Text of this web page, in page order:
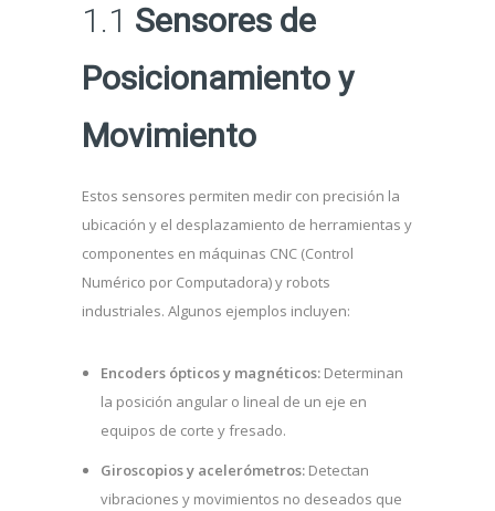
1.1 Sensores de
Posicionamiento y
Movimiento
Estos sensores permiten medir con precisión la
ubicación y el desplazamiento de herramientas y
componentes en máquinas CNC (Control
Numérico por Computadora) y robots
industriales. Algunos ejemplos incluyen:
Encoders ópticos y magnéticos:Determinan
la posición angular o lineal de un eje en
equipos de corte y fresado.
Giroscopios y acelerómetros:Detectan
vibraciones y movimientos no deseados que